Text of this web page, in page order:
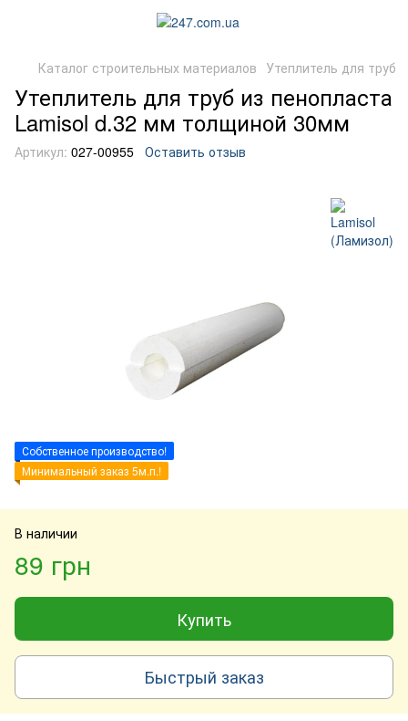
Каталог строительных материалов Утеплитель для труб
Утеплитель для труб из пенопласта
Lamisol d.32 мм толщиной 30мм
Артикул: 027-00955 Оставить отзыв
Собственное производство!
Минимальный заказ 5м.п.!
В наличии
89 грн
Купить
Быстрый заказ